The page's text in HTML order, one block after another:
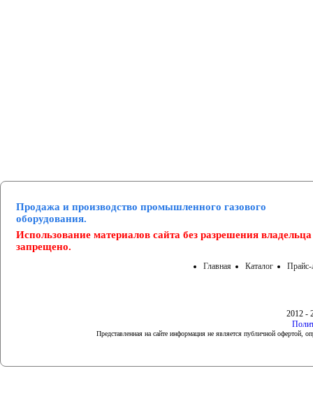
Продажа и производство промышленного газового
оборудования.
Использование материалов сайта без разрешения владельца
запрещено.
Главная Каталог Прайс-
2012 -
Представленная на сайте информация не является публичной